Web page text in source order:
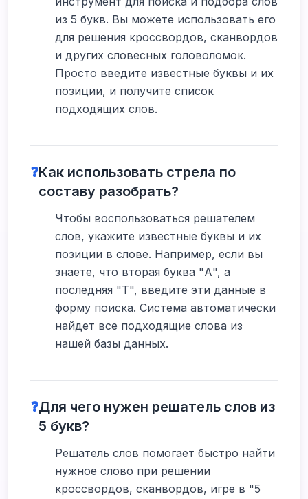
из 5 букв. Вы можете использовать его
для решения кроссвордов, сканвордов
и других словесных головоломок.
Просто введите известные буквы и их
позиции, и получите список
подходящих слов.
❓Как использовать стрела по
составу разобрать?
Чтобы воспользоваться решателем
слов, укажите известные буквы и их
позиции в слове. Например, если вы
знаете, что вторая буква "А", а
последняя "Т", введите эти данные в
форму поиска. Система автоматически
найдет все подходящие слова из
нашей базы данных.
❓Для чего нужен решатель слов из
5 букв?
Решатель слов помогает быстро найти
нужное слово при решении
кроссвордов, сканвордов, игре в "5